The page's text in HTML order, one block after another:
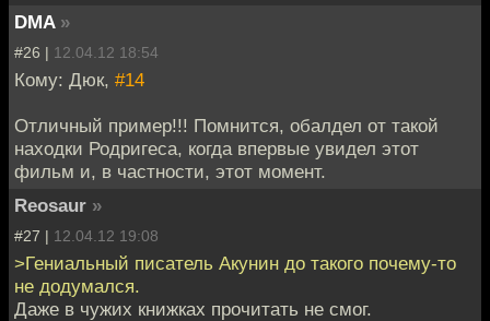
DMA »
#26 | 12.04.12 18:54
Кому: Дюк, #14
Отличный пример!!! Помнится, обалдел от такой
находки Родригеса, когда впервые увидел этот
фильм и, в частности, этот момент.
Reosaur »
#27 | 12.04.12 19:08
>Гениальный писатель Акунин до такого почему-то
не додумался.
Даже в чужих книжках прочитать не смог.